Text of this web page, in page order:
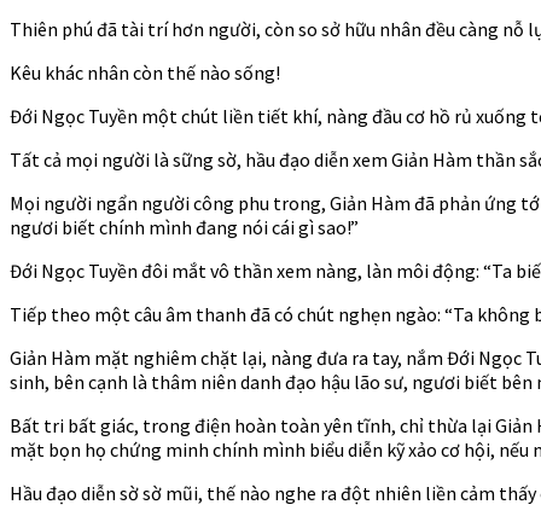
Thiên phú đã tài trí hơn người, còn so sở hữu nhân đều càng nỗ
Kêu khác nhân còn thế nào sống!
Đới Ngọc Tuyền một chút liền tiết khí, nàng đầu cơ hồ rủ xuống
Tất cả mọi người là sững sờ, hầu đạo diễn xem Giản Hàm thần
Mọi người ngẩn người công phu trong, Giản Hàm đã phản ứng
ngươi biết chính mình đang nói cái gì sao!”
Đới Ngọc Tuyền đôi mắt vô thần xem nàng, làn môi động: “Ta
Tiếp theo một câu âm thanh đã có chút nghẹn ngào: “Ta
Giản Hàm mặt nghiêm chặt lại, nàng đưa ra tay, nắm Đới Ngọc
sinh, bên cạnh là thâm niên danh đạo hậu lão sư, ngươi biết
Bất tri bất giác, trong điện hoàn toàn yên tĩnh, chỉ thừa lại
mặt bọn họ chứng minh chính mình biểu diễn kỹ xảo cơ hội,
Hầu đạo diễn sờ sờ mũi, thế nào nghe ra đột nhiên liền cảm